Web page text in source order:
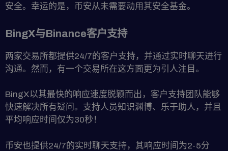
安全。幸运的是，币安从未需要动用其安全基金。
BingX与Binance客户支持
两家交易所都提供24/7的客户支持，并通过实时聊天进行
沟通。然而，有一个交易所在这方面更为引人注目。
BingX以其最快的响应速度脱颖而出，客户支持团队能够
快速解决所有疑问。支持人员知识渊博、乐于助人，并且
平均响应时间仅为30秒！
币安也提供24/7的实时聊天支持，其响应时间为2-5分